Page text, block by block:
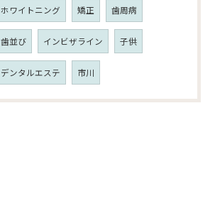
ホワイトニング 矯正 歯周病
歯並び インビザライン 子供
デンタルエステ 市川